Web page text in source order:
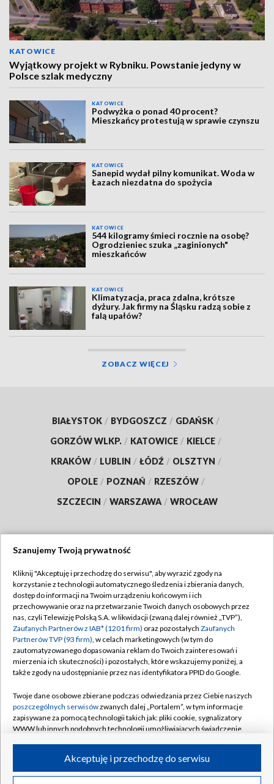
KATOWICE
Wyjątkowy projekt w Rybniku. Powstanie jedyny w
Polsce szlak medyczny
KATOWICE
Podwyżka o ponad 40 procent?
Mieszkańcy protestują w sprawie czynszu
KATOWICE
Sanepid wydał pilny komunikat. Woda w
Łazach niezdatna do spożycia
KATOWICE
544 kilogramy śmieci rocznie na osobę?
Ogrodzieniec szuka „zaginionych"
mieszkańców
KATOWICE
Klimatyzacja, praca zdalna, krótsze
dyżury. Jak firmy na Śląsku radzą sobie z
falą upałów?
ZOBACZ WIĘCEJ
BIAŁYSTOK / BYDGOSZCZ / GDAŃSK /
GORZÓW WLKP. / KATOWICE / KIELCE /
KRAKÓW / LUBLIN / ŁÓDŹ / OLSZTYN /
OPOLE / POZNAŃ / RZESZÓW /
SZCZECIN / WARSZAWA / WROCŁAW
TVP
Abonament TVP
Emisja w TVP
Centrum informacji TVP
Naziemna Telewizja Cyfrowa
Rada Programowa
System NOS
Informacje o nadawcy
Program dla prasy
Regulamin TVP
Polityka prywatności
Moje zgody
Pomoc
Kontakt
Kanały
©2026 Telewizja Polska S.A. w likwidacji
Szanujemy Twoją prywatność
Kliknij "Akceptuję i przechodzę do serwisu", aby wyrazić zgody na
korzystanie z technologii automatycznego śledzenia i zbierania danych,
dostęp do informacji na Twoim urządzeniu końcowym i ich
przechowywanie oraz na przetwarzanie Twoich danych osobowych przez
nas, czyli Telewizję Polską S.A. w likwidacji (zwaną dalej również „TVP”),
Zaufanych Partnerów z IAB* (1201 firm) oraz pozostałych Zaufanych
Partnerów TVP (93 firm), w celach marketingowych (w tym do
zautomatyzowanego dopasowania reklam do Twoich zainteresowań i
mierzenia ich skuteczności) i pozostałych, które wskazujemy poniżej, a
także zgody na udostępnianie przez nas identyfikatora PPID do Google.
Twoje dane osobowe zbierane podczas odwiedzania przez Ciebie naszych
poszczególnych serwisówzwanych dalej „Portalem”, w tym informacje
zapisywane za pomocą technologii takich jak: pliki cookie, sygnalizatory
WWW lub innych podobnych technologii umożliwiających świadczenie
ruchu w Internecie.Akceptuję i przechodzę do serwisu